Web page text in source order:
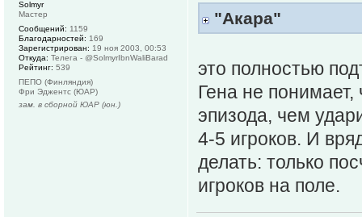
"Акара"
это полностью
Гена не понимает,
эпизода, чем
4-5 игроков. И
делать: только
игроков на поле.
Solmyr
Мастер
Сообщений: 1159
Благодарностей: 169
Зарегистрирован: 19 ноя 2003, 00:53
Откуда: Телега - @SolmyrIbnWaliBarad
Рейтинг: 539
ПЕПО (Финляндия)
Фри Эджентс (ЮАР)
зам. в сборной ЮАР (юн.)